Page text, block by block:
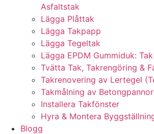
Asfaltstak
Lägga Plåttak
Lägga Takpapp
Lägga Tegeltak
Lägga EPDM Gummiduk:
Tvätta Tak, Takrengöring &
Takrenovering av Lertegel
Takmålning av
Installera Takfönster
Hyra & Montera
Blogg